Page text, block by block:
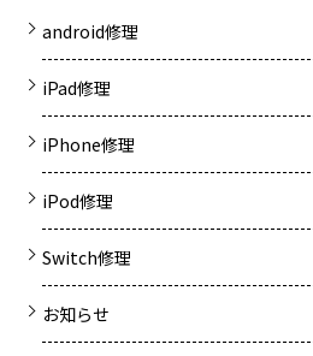
android修理
iPad修理
iPhone修理
iPod修理
Switch修理
お知らせ